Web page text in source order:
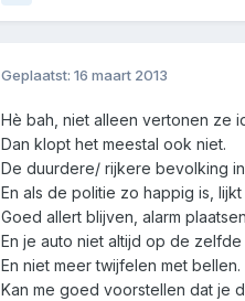
Geplaatst: 16 maart 2013
Hè bah, niet alleen vertonen ze
Dan klopt het meestal ook niet.
De duurdere/ rijkere bevolking
En als de politie zo happig is,
Goed allert blijven, alarm
En je auto niet altijd op de
En niet meer twijfelen met bellen.
Kan me goed voorstellen dat je